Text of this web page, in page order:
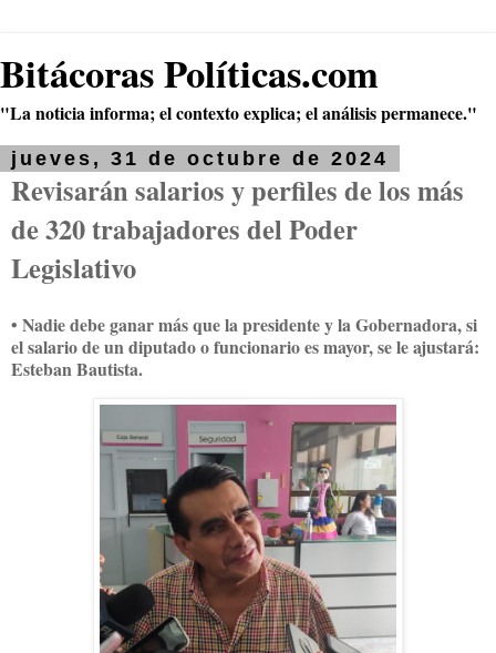
Bitácoras Políticas.com
"La noticia informa; el contexto explica; el análisis permanece."
jueves, 31 de octubre de 2024
Revisarán salarios y perfiles de los más
de 320 trabajadores del Poder
Legislativo
• Nadie debe ganar más que la presidente y la Gobernadora, si
el salario de un diputado o funcionario es mayor, se le ajustará:
Esteban Bautista.